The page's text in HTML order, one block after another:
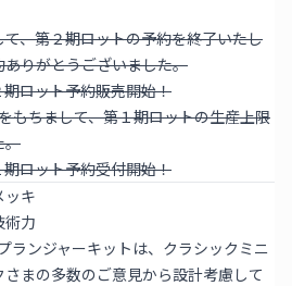
、第２期ロットの予約を終了いたし
りがとうございました。
ロット予約販売開始！
もちまして、第１期ロットの生産上限
。
ロット予約受付開始！
ッキ
術力
ンジャーキットは、クラシックミニ
まの多数のご意見から設計考慮して